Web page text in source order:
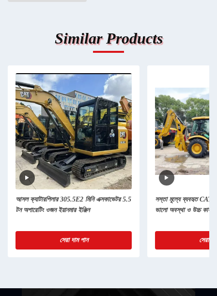
Similar Products
আসল ক্যাটারপিলার 305.5E2 মিনি এক্সকাভেটর 5.5
টন অপারেটিং ওজন ইয়ানমার ইঞ্জিন
সেরা দাম পান
সস্তা মূল্যে ব্যবহৃত
ভালো অবস্থা ও উচ্চ
সেরা